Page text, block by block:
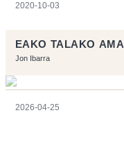
2020-10-03
EAKO TALAKO AMA
Jon Ibarra
2026-04-25